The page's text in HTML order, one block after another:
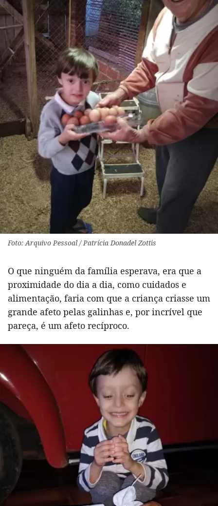
Foto: Arquivo Pessoal / Patrícia Donadel Zottis
O que ninguém da família esperava, era que a
proximidade do dia a dia, como cuidados e
alimentação, faria com que a criança criasse um
grande afeto pelas galinhas e, por incrível que
pareça, é um afeto recíproco.